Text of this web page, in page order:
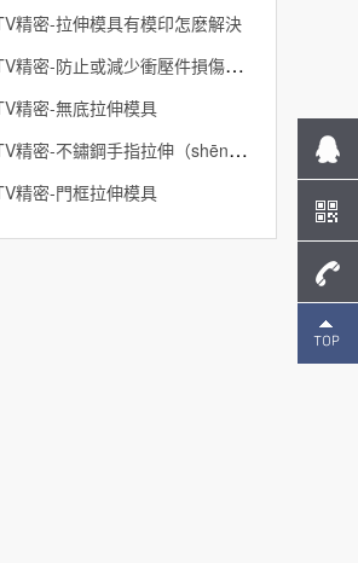
精密-拉伸模具有模印怎麽解決
91好色先生TV精密-防止或減少衝壓件損傷的方法介（jiè）紹
精密-無底拉伸模具
91好色先生TV精密-不鏽鋼手指拉伸（shēn）模具
精密-門框拉伸模具
137-